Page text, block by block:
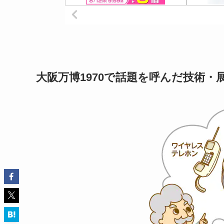
大阪万博1970で話題を呼んだ技術・